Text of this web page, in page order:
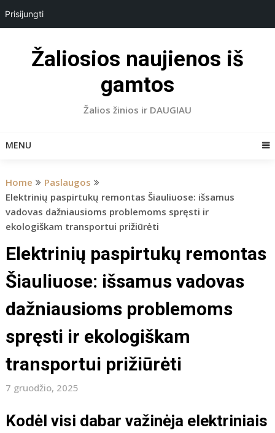
Prisijungti
contentŽaliosios naujienos iš
gamtos
Žalios žinios ir DAUGIAU
MENU
Home
Paslaugos
Elektrinių paspirtukų remontas Šiauliuose: išsamus
vadovas dažniausioms problemoms spręsti ir
ekologiškam transportui prižiūrėti
Elektrinių paspirtukų remontas
Šiauliuose: išsamus vadovas
dažniausioms problemoms
spręsti ir ekologiškam
transportui prižiūrėti
7 gruodžio, 2025
Kodėl visi dabar važinėja elektriniais